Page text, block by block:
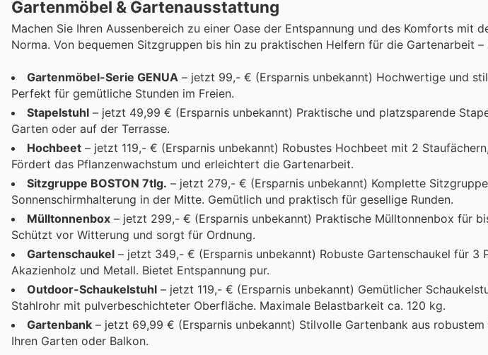
Gartenmöbel & Gartenausstattung
Machen Sie Ihren Aussenbereich zu einer Oase der Entspannung und des Komforts mit
Norma. Von bequemen Sitzgruppen bis hin zu praktischen Helfern für die Gartenarbeit
Gartenmöbel-Serie GENUA – jetzt 99,- € (Ersparnis unbekannt) Hochwertige und
Perfekt für gemütliche Stunden im Freien.
Stapelstuhl – jetzt 49,99 € (Ersparnis unbekannt) Praktische und platzsparende
Garten oder auf der Terrasse.
Hochbeet – jetzt 119,- € (Ersparnis unbekannt) Robustes Hochbeet mit 2
Fördert das Pflanzenwachstum und erleichtert die Gartenarbeit.
Sitzgruppe BOSTON 7tlg. – jetzt 279,- € (Ersparnis unbekannt) Komplette
Sonnenschirmhalterung in der Mitte. Gemütlich und praktisch für gesellige Runden.
Mülltonnenbox – jetzt 299,- € (Ersparnis unbekannt) Praktische Mülltonnenbox für
Schützt vor Witterung und sorgt für Ordnung.
Gartenschaukel – jetzt 349,- € (Ersparnis unbekannt) Robuste Gartenschaukel für 3
Akazienholz und Metall. Bietet Entspannung pur.
Outdoor-Schaukelstuhl – jetzt 119,- € (Ersparnis unbekannt) Gemütlicher
Stahlrohr mit pulverbeschichteter Oberfläche. Maximale Belastbarkeit ca. 120 kg.
Gartenbank – jetzt 69,99 € (Ersparnis unbekannt) Stilvolle Gartenbank aus
Ihren Garten oder Balkon.